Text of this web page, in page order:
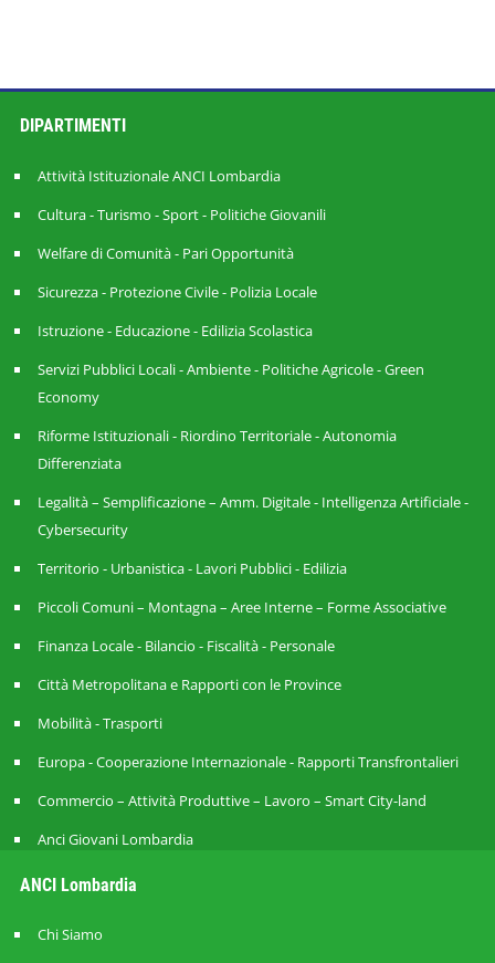
DIPARTIMENTI
Attività Istituzionale ANCI Lombardia
Cultura - Turismo - Sport - Politiche Giovanili
Welfare di Comunità - Pari Opportunità
Sicurezza - Protezione Civile - Polizia Locale
Istruzione - Educazione - Edilizia Scolastica
Servizi Pubblici Locali - Ambiente - Politiche Agricole - Green
Economy
Riforme Istituzionali - Riordino Territoriale - Autonomia
Differenziata
Legalità – Semplificazione – Amm. Digitale - Intelligenza Artificiale -
Cybersecurity
Territorio - Urbanistica - Lavori Pubblici - Edilizia
Piccoli Comuni – Montagna – Aree Interne – Forme Associative
Finanza Locale - Bilancio - Fiscalità - Personale
Città Metropolitana e Rapporti con le Province
Mobilità - Trasporti
Europa - Cooperazione Internazionale - Rapporti Transfrontalieri
Commercio – Attività Produttive – Lavoro – Smart City-land
Anci Giovani Lombardia
ANCI Lombardia
Chi Siamo